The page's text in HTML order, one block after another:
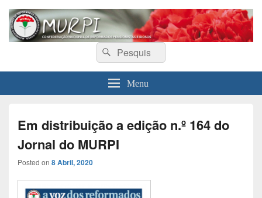
MURPI
Confederação Nacional de Reformados, Pensionistas e Idosos
Search
for:
Search
Menu
Em distribuição a edição n.º 164 do
Jornal do MURPI
Posted on 8 Abril, 2020